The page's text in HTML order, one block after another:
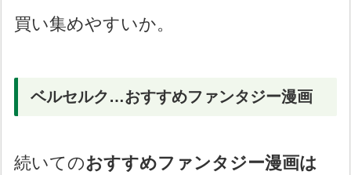
買い集めやすいか。
ベルセルク…おすすめファンタジー漫画
続いてのおすすめファンタジー漫画は